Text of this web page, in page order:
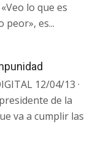
lo que es
es...
12/04/13 ·
de la
va a cumplir las